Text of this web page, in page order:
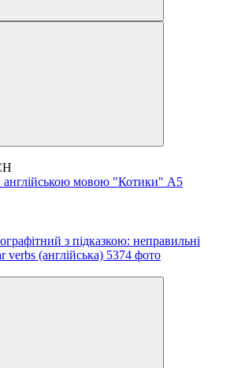
англійською мовою "Котики" А5